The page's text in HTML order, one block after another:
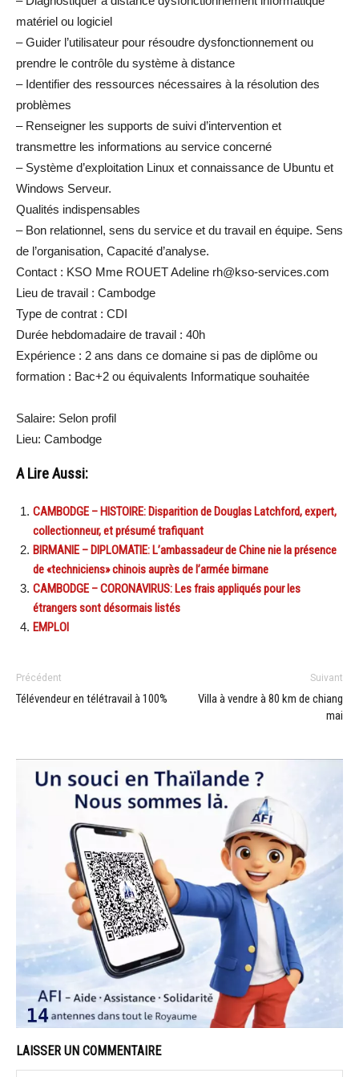
matériel ou logiciel
– Guider l’utilisateur pour résoudre dysfonctionnement ou
prendre le contrôle du système à distance
– Identifier des ressources nécessaires à la résolution des
problèmes
– Renseigner les supports de suivi d’intervention et
transmettre les informations au service concerné
– Système d’exploitation Linux et connaissance de Ubuntu et
Windows Serveur.
Qualités indispensables
– Bon relationnel, sens du service et du travail en équipe. Sens
de l’organisation, Capacité d’analyse.
Contact : KSO Mme ROUET Adeline rh@kso-services.com
Lieu de travail : Cambodge
Type de contrat : CDI
Durée hebdomadaire de travail : 40h
Expérience : 2 ans dans ce domaine si pas de diplôme ou
formation : Bac+2 ou équivalents Informatique souhaitée
Salaire: Selon profil
Lieu: Cambodge
A Lire Aussi:
CAMBODGE – HISTOIRE: Disparition de Douglas Latchford, expert,
collectionneur, et présumé trafiquant
BIRMANIE – DIPLOMATIE: L’ambassadeur de Chine nie la présence
de «techniciens» chinois auprès de l’armée birmane
CAMBODGE – CORONAVIRUS: Les frais appliqués pour les
étrangers sont désormais listés
EMPLOI
Précédent
Télévendeur en télétravail à 100%
Suivant
Villa à vendre à 80 km de chiang
mai
LAISSER UN COMMENTAIRE